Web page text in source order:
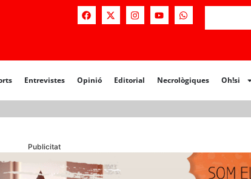
Entrevistes Opinió Editorial Necrològiques Oh!si
Opinió Editorial Necrològiques
Publicitat